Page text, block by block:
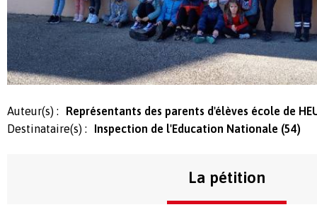
Auteur(s) :
Représentants des parents d'élèves école de
Destinataire(s) :
Inspection de l'Education Nationale (54)
La pétition